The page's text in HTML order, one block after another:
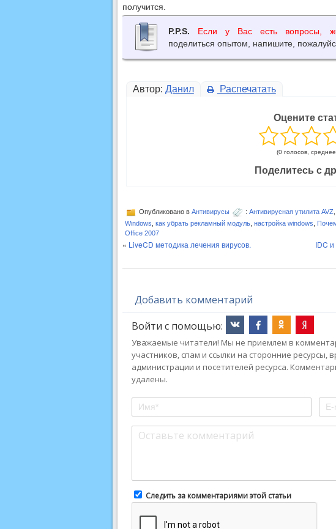
получится.
P.P.S.
Если у Вас есть вопросы,
поделиться опытом, напишите,
Автор: Данил Распечатать
Оцените
(0 голосов,
Поделитесь с
Опубликовано в Антивирусы : Антивирусная утилита AVZ
Windows как убрать рекламный модуль, настройка windows
Office 2007
« LiveCD методика лечения вирусов. IDC
Добавить комментарий
Войти с помощью:
Уважаемые читатели! Мы не приемлем в
участников, спам и ссылки на сторонние ресурсы,
администрации и посетителей ресурса.
удалены.
Следить за комментариями этой статьи